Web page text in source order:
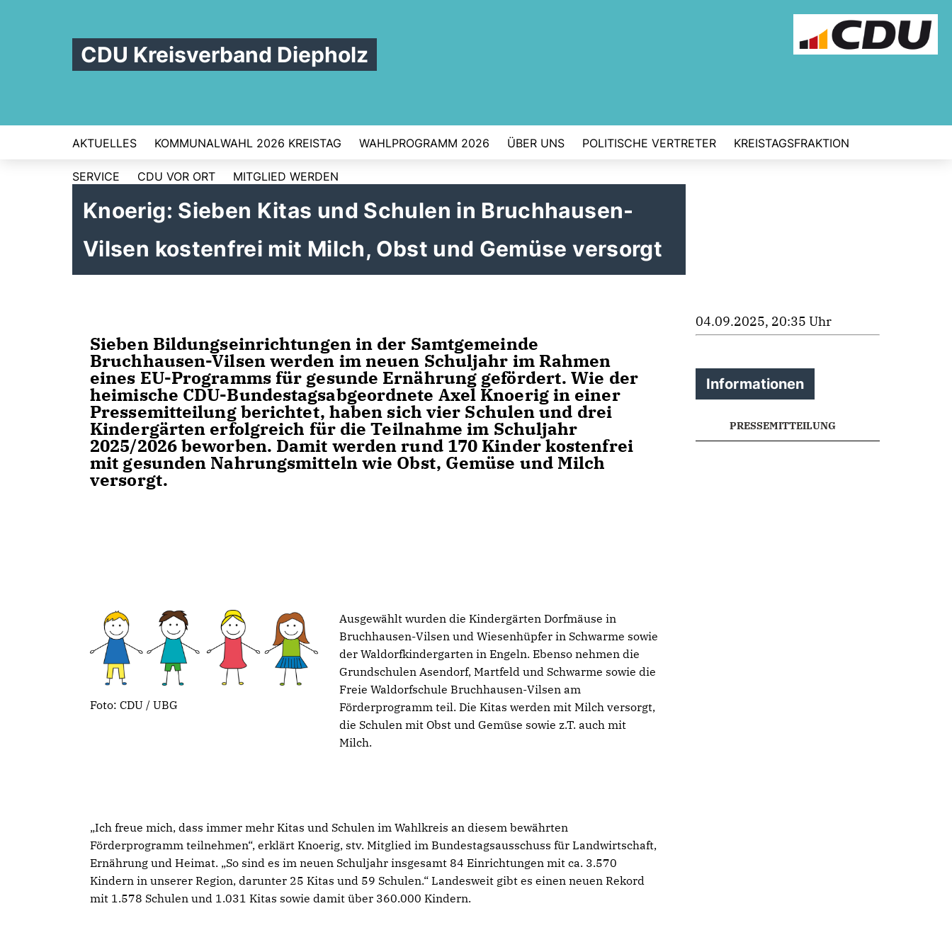
CDU Kreisverband Diepholz
AKTUELLES KOMMUNALWAHL 2026 KREISTAG WAHLPROGRAMM 2026 ÜBER UNS POLITISCHE VERTRETER KREISTAGSFRAKTION
SERVICE CDU VOR ORT MITGLIED WERDEN
Knoerig: Sieben Kitas und Schulen in Bruchhausen-
Vilsen kostenfrei mit Milch, Obst und Gemüse versorgt
Sieben Bildungseinrichtungen in der Samtgemeinde
Bruchhausen-Vilsen werden im neuen Schuljahr im Rahmen
eines EU-Programms für gesunde Ernährung gefördert. Wie der
heimische CDU-Bundestagsabgeordnete Axel Knoerig in einer
Pressemitteilung berichtet, haben sich vier Schulen und drei
Kindergärten erfolgreich für die Teilnahme im Schuljahr
2025/2026 beworben. Damit werden rund 170 Kinder kostenfrei
mit gesunden Nahrungsmitteln wie Obst, Gemüse und Milch
versorgt.
Foto: CDU / UBG
Ausgewählt wurden die Kindergärten Dorfmäuse in
Bruchhausen-Vilsen und Wiesenhüpfer in Schwarme sowie
der Waldorfkindergarten in Engeln. Ebenso nehmen die
Grundschulen Asendorf, Martfeld und Schwarme sowie die
Freie Waldorfschule Bruchhausen-Vilsen am
Förderprogramm teil. Die Kitas werden mit Milch versorgt,
die Schulen mit Obst und Gemüse sowie z.T. auch mit
Milch.
Ich freue mich, dass immer mehr Kitas und Schulen im Wahlkreis an diesem bewährten
Förderprogramm teilnehmen“, erklärt Knoerig, stv. Mitglied im Bundestagsausschuss für Landwirtschaft,
Ernährung und Heimat. „So sind es im neuen Schuljahr insgesamt 84 Einrichtungen mit ca. 3.570
Kindern in unserer Region, darunter 25 Kitas und 59 Schulen.“ Landesweit gibt es einen neuen Rekord
mit 1.578 Schulen und 1.031 Kitas sowie damit über 360.000 Kindern.
04.09.2025, 20:35 Uhr
Informationen
PRESSEMITTEILUNG